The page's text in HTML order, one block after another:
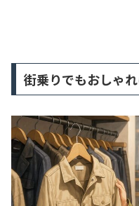
街乗りでもおしゃ